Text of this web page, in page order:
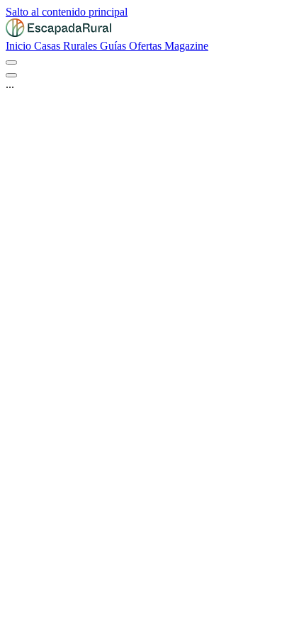
Salto al contenido principal
Inicio Casas Rurales Guías Ofertas Magazine
...